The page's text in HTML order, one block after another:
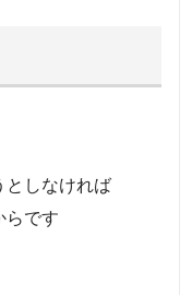
としなければ
らです